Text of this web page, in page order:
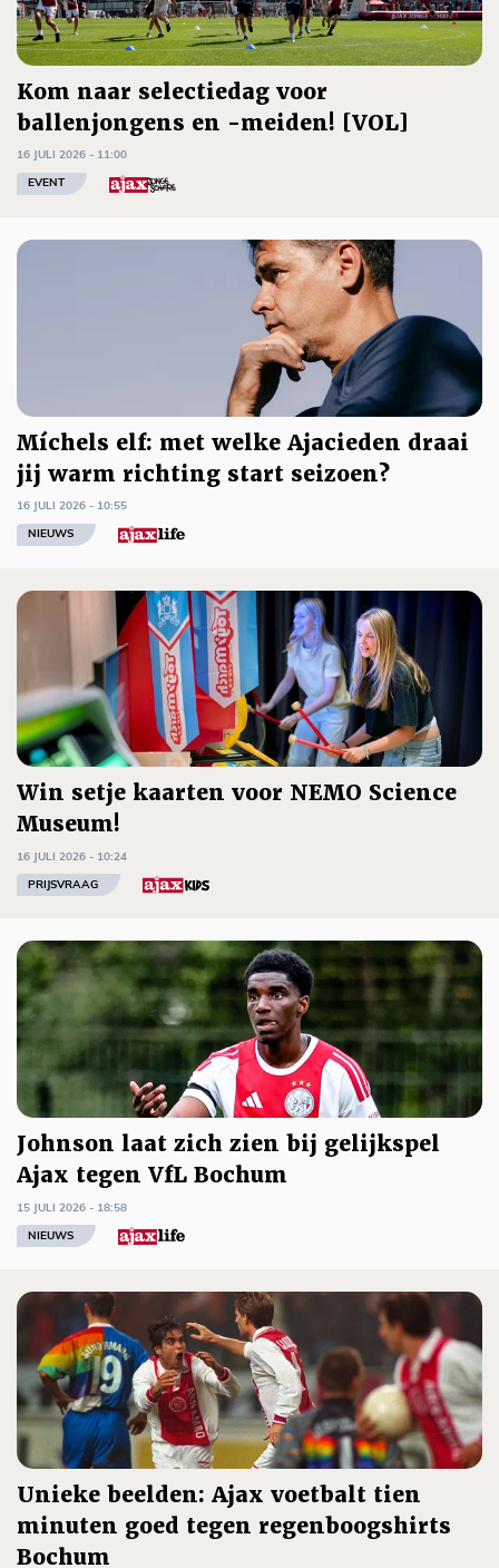
Kom naar selectiedag voor
ballenjongens en -meiden! [VOL]
16 JULI 2026 - 11:00
EVENT
Míchels elf: met welke Ajacieden draai
jij warm richting start seizoen?
16 JULI 2026 - 10:55
NIEUWS
Win setje kaarten voor NEMO Science
Museum!
16 JULI 2026 - 10:24
PRIJSVRAAG
Johnson laat zich zien bij gelijkspel
Ajax tegen VfL Bochum
15 JULI 2026 - 18:58
NIEUWS
Unieke beelden: Ajax voetbalt tien
minuten goed tegen regenboogshirts
Bochum